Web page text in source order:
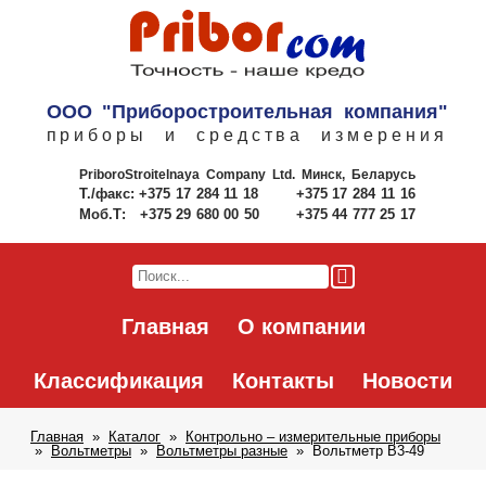
ООО "Приборостроительная компания"
приборы и средства измерения
PriboroStroitelnaya Company Ltd.Минск, Беларусь
Т./факс: +375 17 284 11 18
+375 17 284 11 16
Моб.Т:
+375 29 680 00 50 +375 44 777 25 17
Главная О компании
Классификация Контакты Новости
Главная Каталог
Контрольно – измерительные приборы
Вольтметры
Вольтметры разные Вольтметр В3-49